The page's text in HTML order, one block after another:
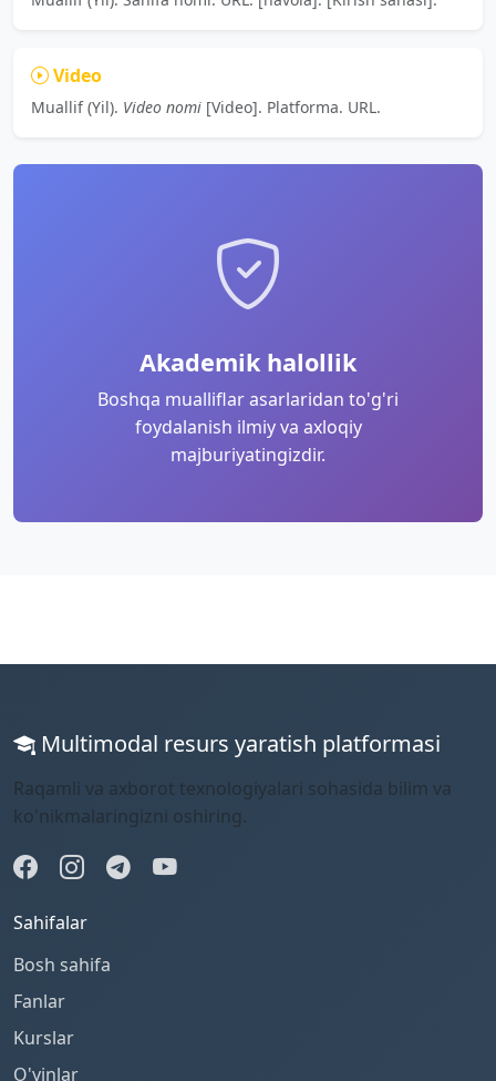
Video
Muallif (Yil). Video nomi [Video]. Platforma. URL.
Akademik halollik
Boshqa mualliflar asarlaridan to'g'ri
foydalanish ilmiy va axloqiy
majburiyatingizdir.
Multimodal resurs yaratish platformasi
Raqamli va axborot texnologiyalari sohasida bilim va
ko'nikmalaringizni oshiring.
Sahifalar
Bosh sahifa
Fanlar
Kurslar
O'yinlar